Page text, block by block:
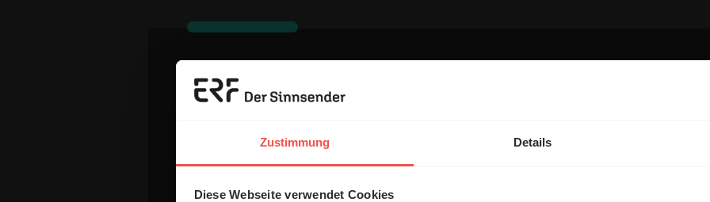
Zustimmung Details
Diese Webseite verwendet Cookies
Dein Kommentar